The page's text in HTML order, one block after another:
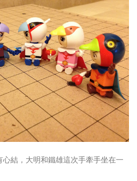
結，大明和鐵雄這次手牽手坐在一